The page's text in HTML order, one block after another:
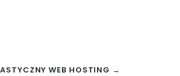
WEB HOSTING →